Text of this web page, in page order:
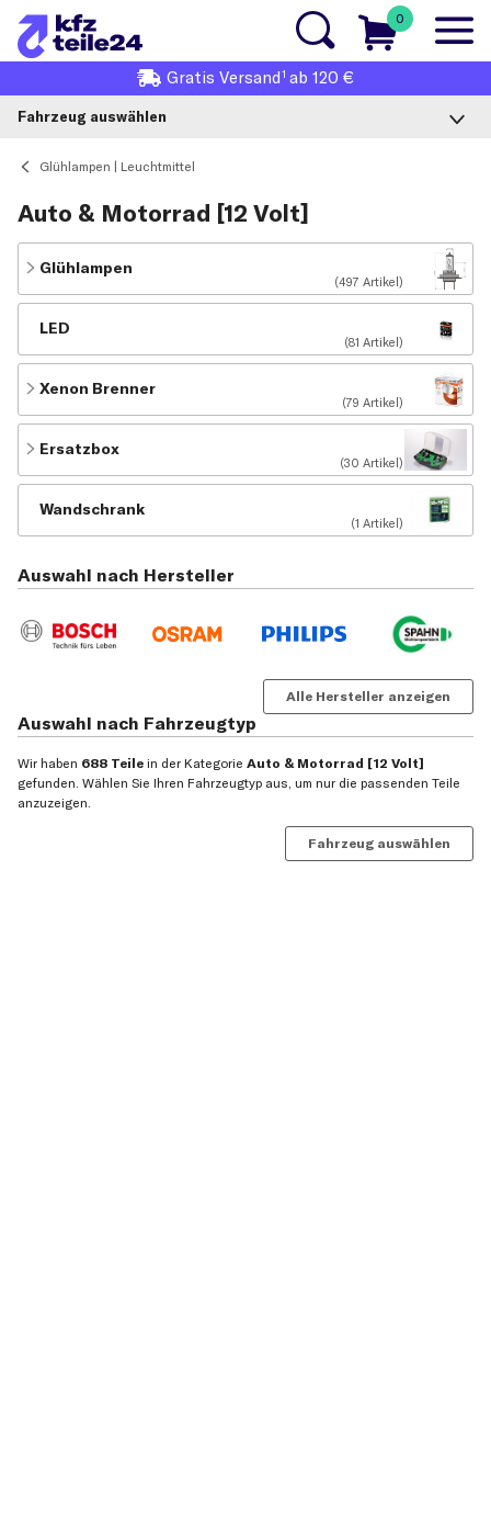
0
Gratis Versand1 ab 120 €
Fahrzeug auswählen
Glühlampen | Leuchtmittel
Auto & Motorrad [12 Volt]
Glühlampen
(497 Artikel)
LED
(81 Artikel)
Xenon Brenner
(79 Artikel)
Ersatzbox
(30 Artikel)
Wandschrank
(1 Artikel)
Auswahl nach Hersteller
Alle Hersteller anzeigen
Auswahl nach Fahrzeugtyp
Wir haben 688 Teile in der Kategorie Auto & Motorrad [12 Volt]
gefunden. Wählen Sie Ihren Fahrzeugtyp aus, um nur die passenden Teile
anzuzeigen.
Fahrzeug auswählen